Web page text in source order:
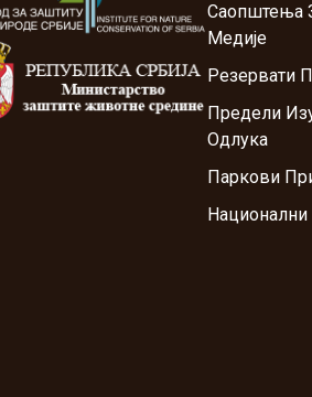
Саопштења
Медије
Резервати
Предели
Одлука
Паркови